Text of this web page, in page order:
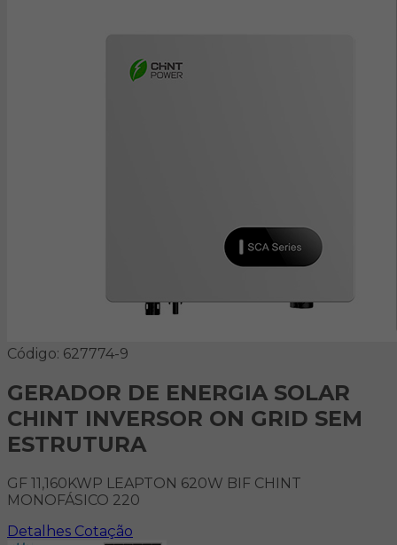
Código: 627774-9
GERADOR DE ENERGIA SOLAR
CHINT INVERSOR ON GRID SEM
ESTRUTURA
GF 11,160KWP LEAPTON 620W BIF CHINT
MONOFÁSICO 220
Detalhes Cotação